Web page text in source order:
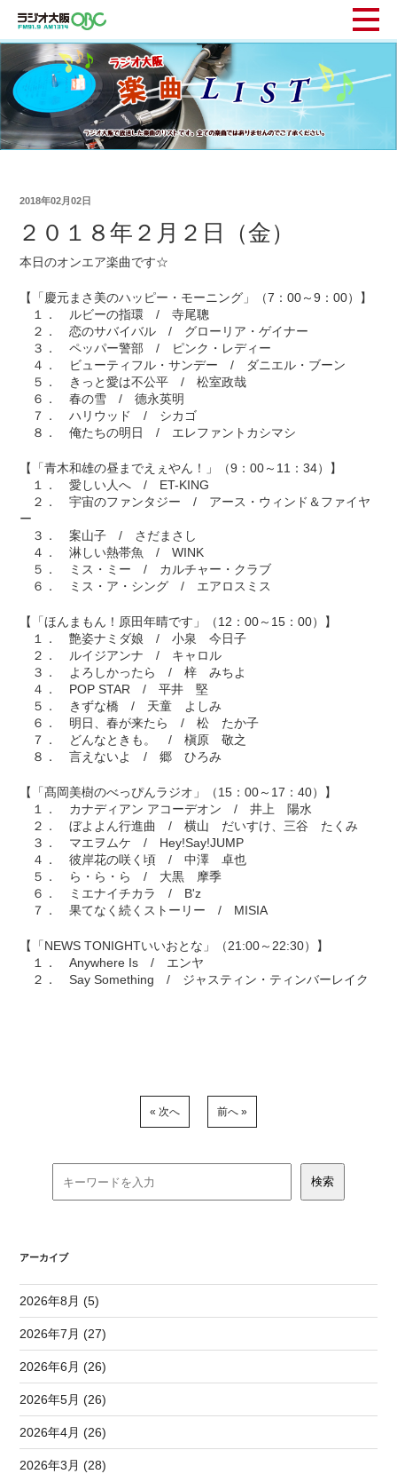
2018年02月02日
２０１８年２月２日（金）
本日のオンエア楽曲です☆
【「慶元まさ美のハッピー・モーニング」（7：00～9：00）】
１． ルビーの指環 / 寺尾聰
２． 恋のサバイバル / グローリア・ゲイナー
３． ペッパー警部 / ピンク・レディー
４． ビューティフル・サンデー / ダニエル・ブーン
５． きっと愛は不公平 / 松室政哉
６． 春の雪 / 德永英明
７． ハリウッド / シカゴ
８． 俺たちの明日 / エレファントカシマシ
【「青木和雄の昼までえぇやん！」（9：00～11：34）】
１． 愛しい人へ / ET-KING
２． 宇宙のファンタジー / アース・ウィンド＆ファイヤ
ー
３． 案山子 / さだまさし
４． 淋しい熱帯魚 / WINK
５． ミス・ミー / カルチャー・クラブ
６． ミス・ア・シング / エアロスミス
【「ほんまもん！原田年晴です」（12：00～15：00）】
１． 艶姿ナミダ娘 / 小泉 今日子
２． ルイジアンナ / キャロル
３． よろしかったら / 梓 みちよ
４． POP STAR / 平井 堅
５． きずな橋 / 天童 よしみ
６． 明日、春が来たら / 松 たか子
７． どんなときも。 / 槇原 敬之
８． 言えないよ / 郷 ひろみ
【「髙岡美樹のべっぴんラジオ」（15：00～17：40）】
１． カナディアン アコーデオン / 井上 陽水
２． ぼよよん行進曲 / 横山 だいすけ、三谷 たくみ
３． マエヲムケ / Hey!Say!JUMP
４． 彼岸花の咲く頃 / 中澤 卓也
５． ら・ら・ら / 大黒 摩季
６． ミエナイチカラ / B'z
７． 果てなく続くストーリー / MISIA
【「NEWS TONIGHTいいおとな」（21:00～22:30）】
１． Anywhere Is / エンヤ
２． Say Something / ジャスティン・ティンバーレイク
« 次へ 前へ »
アーカイブ
2026年8月 (5)
2026年7月 (27)
2026年6月 (26)
2026年5月 (26)
2026年4月 (26)
2026年3月 (28)